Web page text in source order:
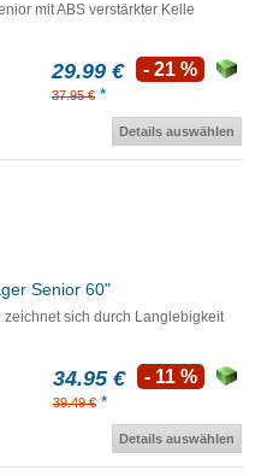
mit ABS verstärkter Kelle
29.99 €
37.95 € *
- 21 %
Details auswählen
Senior 60"
zeichnet sich durch Langlebigkeit
34.95 €
39.49 € *
- 11 %
Details auswählen